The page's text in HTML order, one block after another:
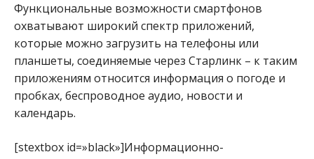
Функциональные возможности смартфонов
охватывают широкий спектр приложений,
которые можно загрузить на телефоны или
планшеты, соединяемые через Старлинк – к таким
приложениям относится информация о погоде и
пробках, беспроводное аудио, новости и
календарь.
[stextbox id=»black»]Информационно-